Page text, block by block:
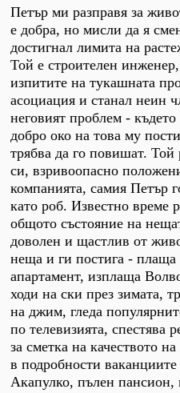
Петър ми разправя за
е добра, но мисли да я
достигнал лимита на
Той е строителен
изпитите на тукашната
асоциация и станал неин
неговият проблем - където
добро око на това му
трябва да го повишат. Той
си, взривоопасно
компанията, самия Петър
като роб. Известно време
общото състояние на
доволен и щастлив от
неща и ги постига - плаща
апартамент, изплаща
ходи на ски през зимата,
на джим, гледа
по телевизията, спестява
за сметка на качеството
в подробности
Акапулко, пълен пансион,